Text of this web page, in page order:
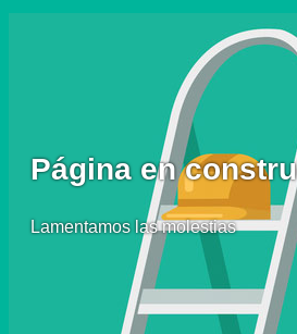
Página en
Lamentamos las molestias